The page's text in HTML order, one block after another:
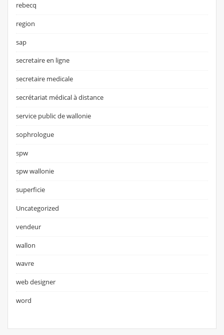
rebecq
region
sap
secretaire en ligne
secretaire medicale
secrétariat médical à distance
service public de wallonie
sophrologue
spw
spw wallonie
superficie
Uncategorized
vendeur
wallon
wavre
web designer
word